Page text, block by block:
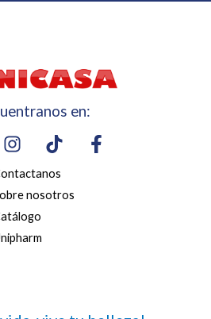
en:
nosotros